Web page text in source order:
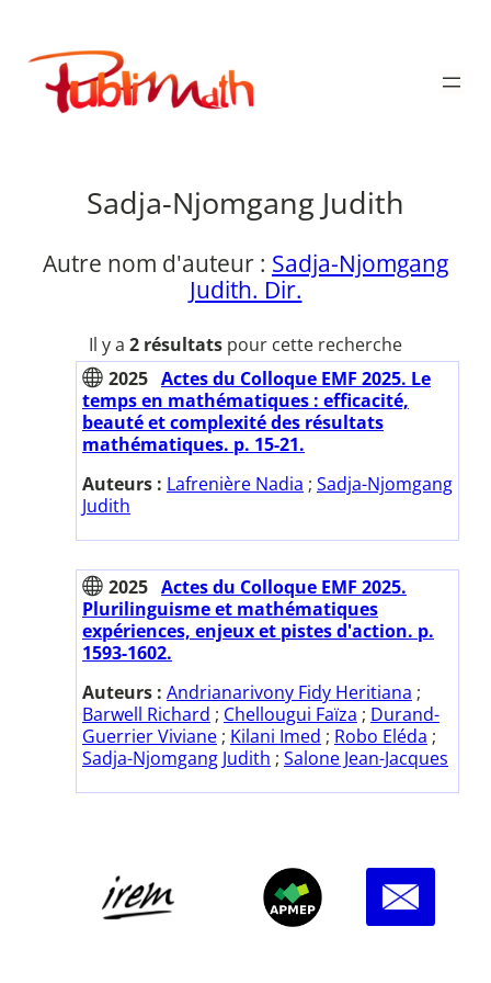
contenu
Publimath
Sadja-Njomgang Judith
Autre nom d'auteur : Sadja-Njomgang
Judith. Dir.
Il y a 2 résultats pour cette recherche
2025 Actes du Colloque EMF 2025. Le
temps en mathématiques : efficacité,
beauté et complexité des résultats
mathématiques. p. 15-21.
Auteurs : Lafrenière Nadia ; Sadja-Njomgang
Judith
2025 Actes du Colloque EMF 2025.
Plurilinguisme et mathématiques
expériences, enjeux et pistes d'action. p.
1593-1602.
Auteurs : Andrianarivony Fidy Heritiana ;
Barwell Richard ; Chellougui Faïza ; Durand-
Guerrier Viviane ; Kilani Imed ; Robo Eléda ;
Sadja-Njomgang Judith ; Salone Jean-Jacques